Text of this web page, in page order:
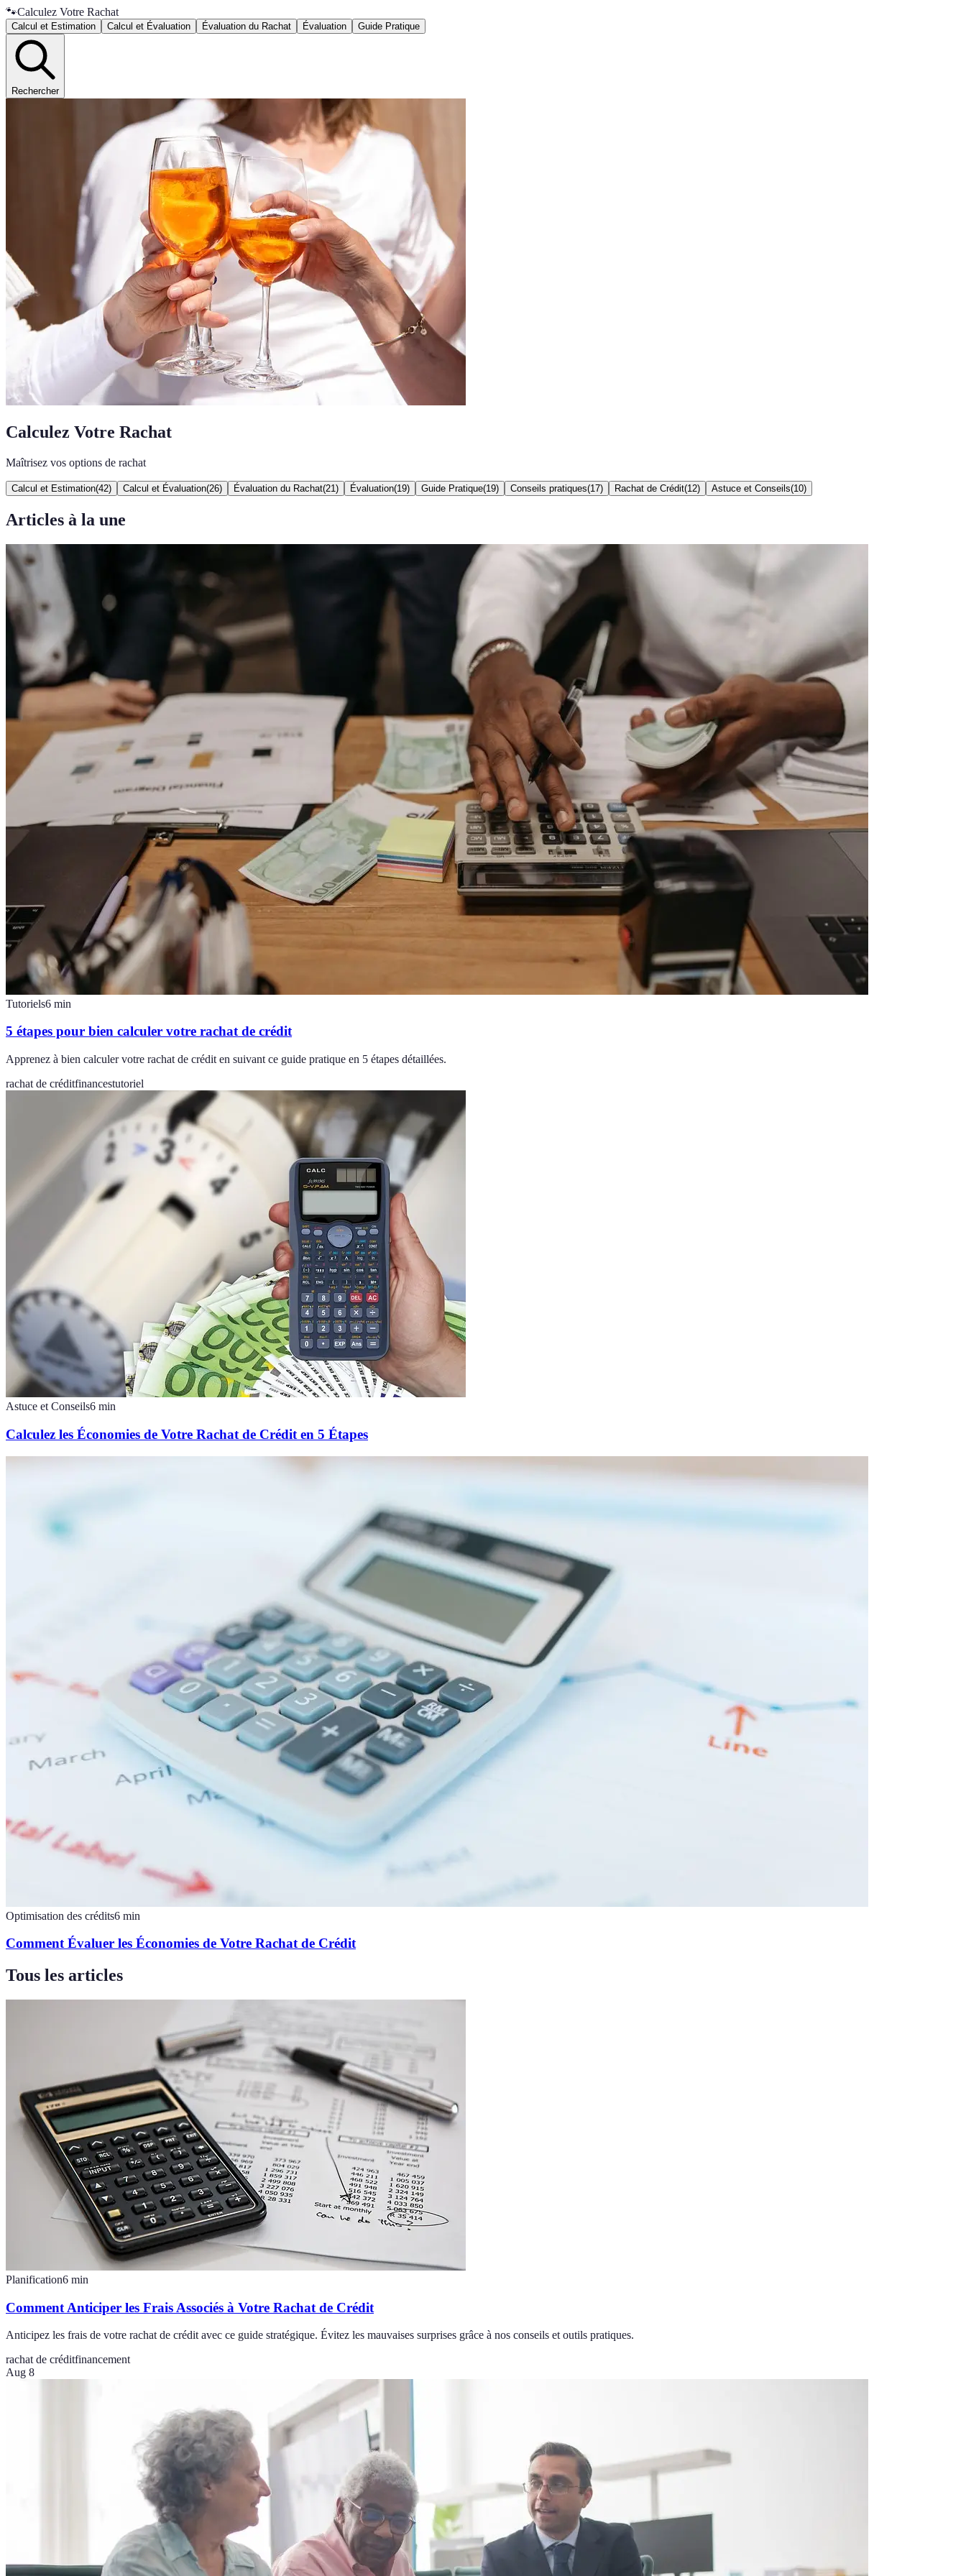
🐾Calculez Votre Rachat
Calcul et Estimation Calcul et Évaluation Évaluation du Rachat Évaluation Guide Pratique
Rechercher
Calculez Votre Rachat
Maîtrisez vos options de rachat
Calcul et Estimation(42) Calcul et Évaluation(26) Évaluation du Rachat(21 ) Évaluation(19) Guide Pratique(19) Conseils pratiques(17) Rachat de Crédit(12) Astuce et Conseils(10)
Articles à la une
Tutoriels6 min
5 étapes pour bien calculer votre rachat de crédit
Apprenez à bien calculer votre rachat de crédit en suivant ce guide pratique en 5 étapes détaillées.
rachat de créditfinancestutoriel
Astuce et Conseils6 min
Calculez les Économies de Votre Rachat de Crédit en 5 Étapes
Optimisation des crédits6 min
Comment Évaluer les Économies de Votre Rachat de Crédit
Tous les articles
Planification6 min
Comment Anticiper les Frais Associés à Votre Rachat de Crédit
Anticipez les frais de votre rachat de crédit avec ce guide stratégique. Évitez les mauvaises surprises grâce à nos conseils et outils pratiques.
rachat de créditfinancement
Aug 8